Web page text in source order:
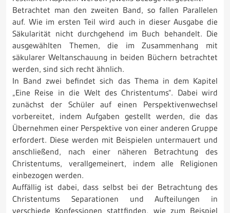
Betrachtet man den zweiten Band, so fallen Parallelen
auf. Wie im ersten Teil wird auch in dieser Ausgabe die
Säkularität nicht durchgehend im Buch behandelt. Die
ausgewählten Themen, die im Zusammenhang mit
säkularer Weltanschauung in beiden Büchern betrachtet
werden, sind sich recht ähnlich.
In Band zwei befindet sich das Thema in dem Kapitel
„Eine Reise in die Welt des Christentums“. Dabei wird
zunächst der Schüler auf einen Perspektivenwechsel
vorbereitet, indem Aufgaben gestellt werden, die das
Übernehmen einer Perspektive von einer anderen Gruppe
erfordert. Diese werden mit Beispielen untermauert und
anschließend, nach einer näheren Betrachtung des
Christentums, verallgemeinert, indem alle Religionen
einbezogen werden.
Auffällig ist dabei, dass selbst bei der Betrachtung des
Christentums Separationen und Aufteilungen in
verschiede Konfessionen stattfinden, wie zum Beispiel